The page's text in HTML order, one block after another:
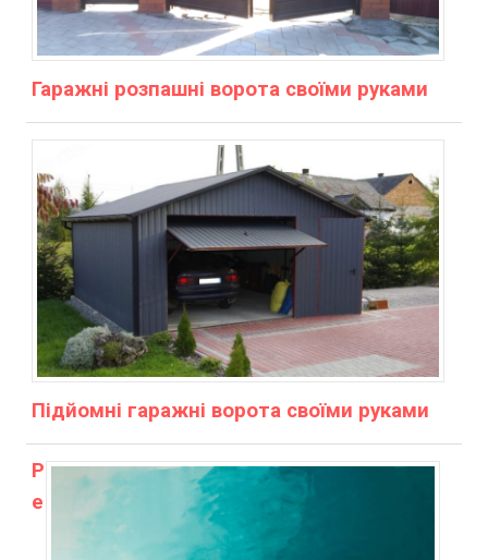
Гаражні розпашні ворота своїми руками
Підйомні гаражні ворота своїми руками
Р
е